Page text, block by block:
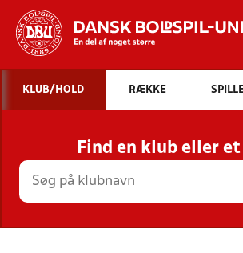
Hvad
INDHOLD
STILLINGER, RESULTATER,
HOLD
KLUB/HOLD RÆKKE
Find en klub eller et